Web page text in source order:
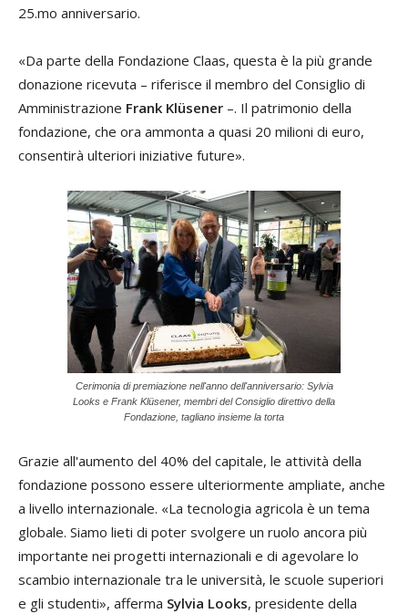
25.mo anniversario.
«Da parte della Fondazione Claas, questa è la più grande
donazione ricevuta – riferisce il membro del Consiglio di
Amministrazione Frank Klüsener –. Il patrimonio della
fondazione, che ora ammonta a quasi 20 milioni di euro,
consentirà ulteriori iniziative future».
Cerimonia di premiazione nell'anno dell'anniversario: Sylvia
Looks e Frank Klüsener, membri del Consiglio direttivo della
Fondazione, tagliano insieme la torta
Grazie all'aumento del 40% del capitale, le attività della
fondazione possono essere ulteriormente ampliate, anche
a livello internazionale. «La tecnologia agricola è un tema
globale. Siamo lieti di poter svolgere un ruolo ancora più
importante nei progetti internazionali e di agevolare lo
scambio internazionale tra le università, le scuole superiori
e gli studenti», afferma Sylvia Looks, presidente della